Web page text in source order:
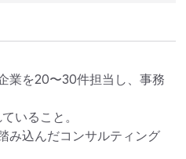
業を20〜30件担当し、事務
いること。
み込んだコンサルティング